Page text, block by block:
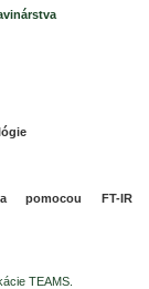
pomocou FT-IR
TEAMS.